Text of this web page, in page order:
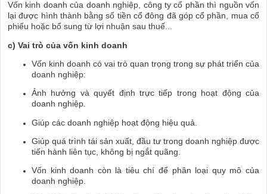
Vốn kinh doanh của doanh nghiệp, công ty cổ phần thì nguồn vốn
lại được hình thành bằng số tiền cổ đông đã góp cổ phần, mua cổ
phiếu hoặc bổ sung từ lợi nhuận sau thuế...
c) Vai trò của vốn kinh doanh
Vốn kinh doanh có vai trò quan trọng trong sự phát triển của
doanh nghiệp:
Ảnh hưởng và quyết định trực tiếp trong hoạt động của
doanh nghiệp.
Giúp các doanh nghiệp hoạt động hiệu quả.
Giúp quá trình tái sản xuất, đầu tư trong doanh nghiệp được
tiến hành liên tục, không bị ngắt quãng.
Vốn kinh doanh còn là tiêu chí để phân loại quy mô của
doanh nghiệp.